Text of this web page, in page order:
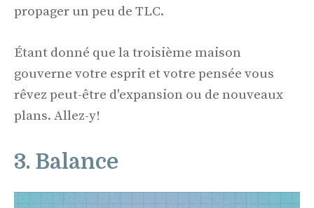
propager un peu de TLC.
Étant donné que la troisième maison
gouverne votre esprit et votre pensée vous
rêvez peut-être d'expansion ou de nouveaux
plans. Allez-y!
3. Balance